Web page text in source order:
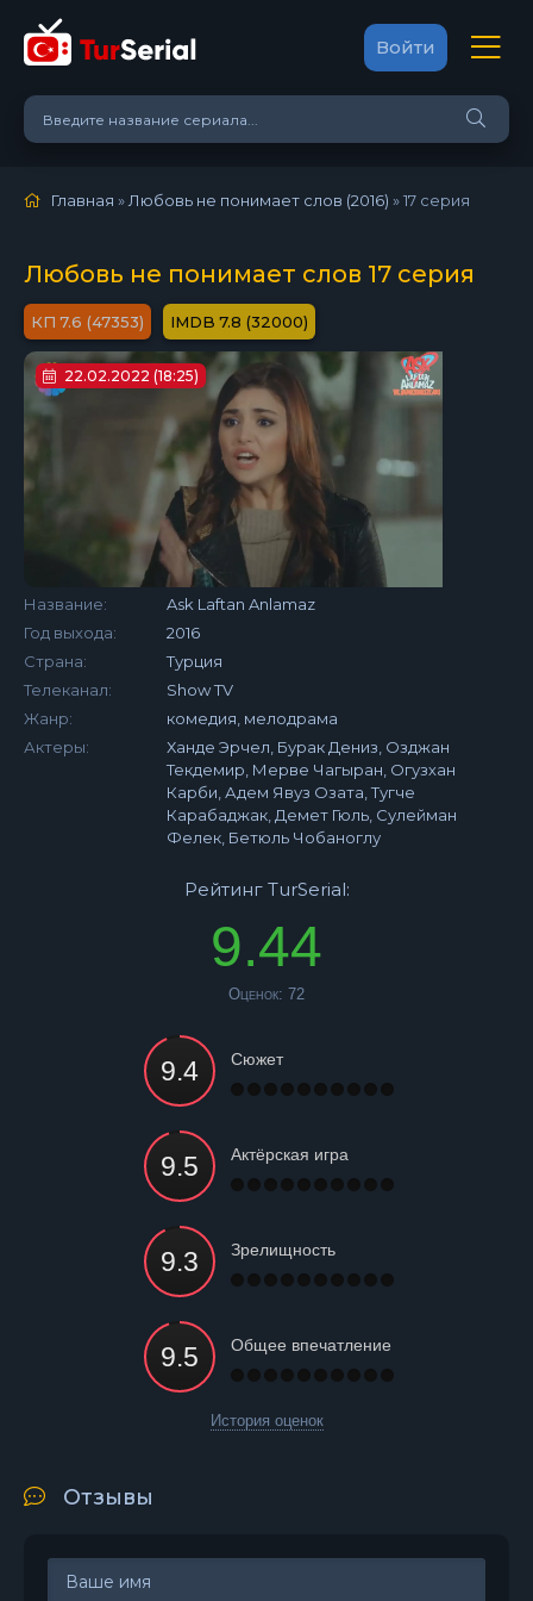
Войти
Главная » Любовь не понимает слов (2016) »17 серия
Любовь не понимает слов 17 серия
7.6 (47353) 7.8 (32000)
22.02.2022 (18:25)
Название:
Ask Laftan Anlamaz
Год выхода:
2016
Страна:
Турция
Телеканал:
Show TV
Жанр:
комедия, мелодрама
Актеры:
Ханде Эрчел, Бурак Дениз, Озджан
Текдемир, Мерве Чагыран, Огузхан
Карби, Адем Явуз Озата, Тугче
Карабаджак, Демет Гюль, Сулейман
Фелек, Бетюль Чобаноглу
Рейтинг TurSerial:
9.44
Оценок: 72
Сюжет
Актёрская игра
Зрелищность
Общее впечатление
История оценок
Отзывы